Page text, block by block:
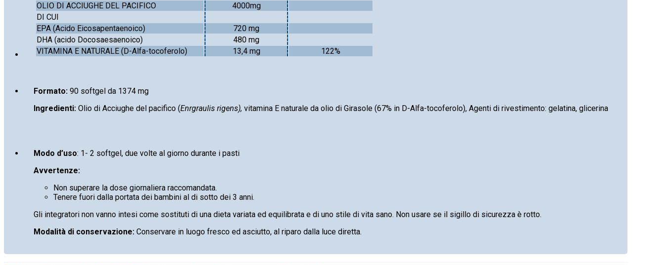
OLIO DI ACCIUGHE DEL PACIFICO
4000mg
DI CUI
EPA (Acido Eicosapentaenoico)
720 mg
DHA (acido Docosaesaenoico)
480 mg
VITAMINA E NATURALE (D-Alfa-tocoferolo)
13,4 mg 122%
Formato: 90 softgel da 1374 mg
Ingredienti: Olio di Acciughe del pacifico (Enrgraulis rigens), vitamina E naturale da olio di Girasole (67% in D-Alfa-tocoferolo), Agenti di rivestimento: gelatina, glicerina
Modo d’uso: 1- 2 softgel, due volte al giorno durante i pasti
Avvertenze:
Non superare la dose giornaliera raccomandata.
Tenere fuori dalla portata dei bambini al di sotto dei 3 anni.
Gli integratori non vanno intesi come sostituti di una dieta variata ed equilibrata e di uno stile di vita sano. Non usare se il sigillo di sicurezza è rotto.
Modalità di conservazione: Conservare in luogo fresco ed asciutto, al riparo dalla luce diretta.